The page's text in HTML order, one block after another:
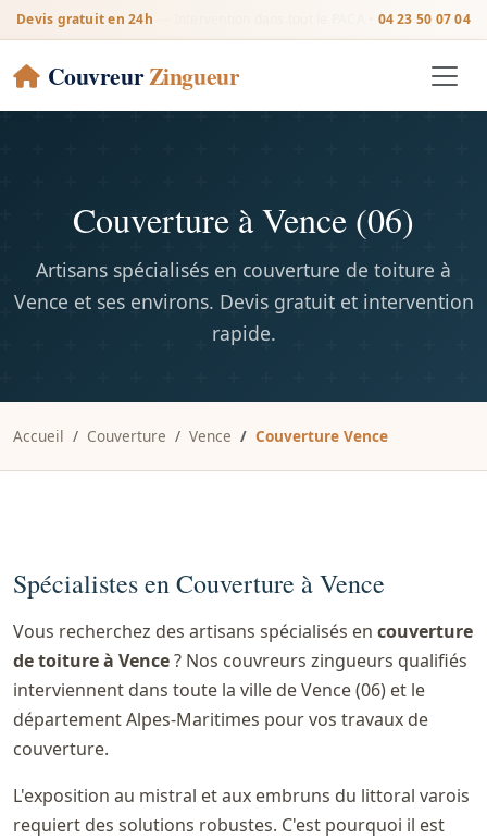
Devis gratuit en 24h 04 23 50 07 04
CouvreurZingueur
Couverture à Vence (06)
Artisans spécialisés en couverture de toiture à
Vence et ses environs. Devis gratuit et intervention
rapide.
Accueil Couverture Vence Couverture Vence
Spécialistes en Couverture à Vence
Vous recherchez des artisans spécialisés en couverture
de toiture à Vence? Nos couvreurs zingueurs qualifiés
interviennent dans toute la ville de Vence (06) et le
département Alpes-Maritimes pour vos travaux de
couverture.
L'exposition au mistral et aux embruns du littoral varois
requiert des solutions robustes. C'est pourquoi il est